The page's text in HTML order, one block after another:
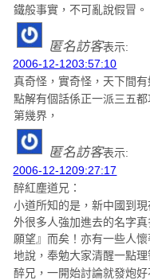
鐵般事實，不可亂說假冒。
匿名訪客表示:
2006-12-1203:57:10
真奇怪，實奇怪，天下間有
點解有個話係正一派三五
第幾界，
匿名訪客表示:
2006-12-1209:27:17
醉紅塵道兄：
小道所知的是，新中國到
外很多人強加進去的名字
願望』而矣！亦有一些人
地說，奉勉大家清醒一點
醉兄，一開始討論就發炮